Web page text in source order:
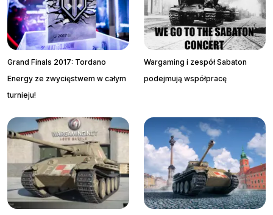
Grand Finals 2017: Tordano
Energy ze zwycięstwem w całym
turnieju!
Wargaming i zespół Sabaton
podejmują współpracę